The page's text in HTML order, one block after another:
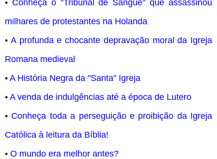
• Conheça o "Tribunal de Sangue" que assassinou
milhares de protestantes na Holanda
• A profunda e chocante depravação moral da Igreja
Romana medieval
• A História Negra da "Santa" Igreja
• A venda de indulgências até a época de Lutero
• Conheça toda a perseguição e proibição da Igreja
Católica à leitura da Bíblia!
• O mundo era melhor antes?